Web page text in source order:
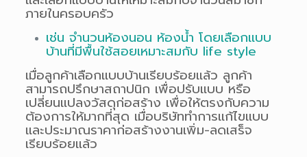
ภายในครอบครัว
เช่น จำนวนห้องนอน ห้องน้ำ โดยเลือกแบบ
บ้านที่มีพื้นใช้สอยเหมาะสมกับ life style
เมื่อลูกค้าเลือกแบบบ้านเรียบร้อยแล้ว ลูกค้า
สามารถปรึกษาสถาปนิก เพื่อปรับแบบ หรือ
เปลี่ยนแปลงวัสดุก่อสร้าง เพื่อให้ตรงกับความ
ต้องการให้มากที่สุด เมื่อบริษัททำการแก้ไขแบบ
และประมาณราคาก่อสร้างงานเพิ่ม-ลดเสร็จ
เรียบร้อยแล้ว